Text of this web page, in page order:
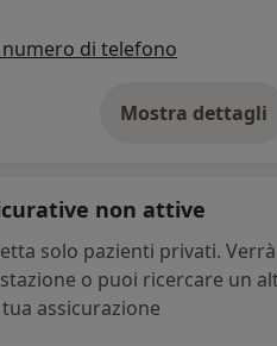
di telefono
Mostra dettagli
non attive
solo pazienti privati.
o puoi ricercare un
assicurazione